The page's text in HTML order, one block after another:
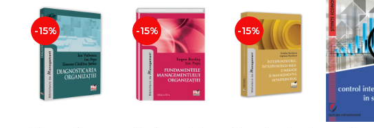
-15% -15% -15%